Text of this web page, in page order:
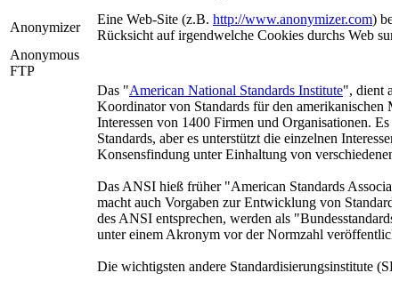
Anonymizer
Eine Web-Site (z.B. http://www.anonymizer.com)
Rücksicht auf irgendwelche Cookies durchs Web
Anonymous
FTP
Das "American National Standards Institute", dient
Koordinator von Standards für den amerikanischen
Interessen von 1400 Firmen und Organisationen. Es
Standards, aber es unterstützt die einzelnen
Konsensfindung unter Einhaltung von verschiedenen
Das ANSI hieß früher "American Standards
macht auch Vorgaben zur Entwicklung von
des ANSI entsprechen, werden als
unter einem Akronym vor der Normzahl
Die wichtigsten andere Standardisierungsinstitute